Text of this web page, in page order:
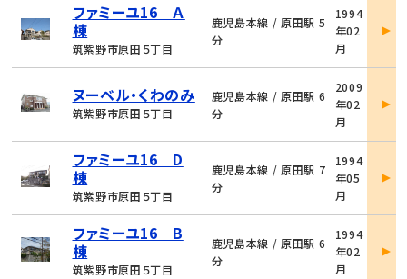
ファミーユ16 Ａ
棟
筑紫野市原田５丁目
鹿児島本線 / 原田駅 5
分
1994
年02
月
詳
ヌーベル・くわのみ
筑紫野市原田５丁目
鹿児島本線 / 原田駅 6
分
2009
年02
月
詳
ファミーユ16 D
棟
筑紫野市原田５丁目
鹿児島本線 / 原田駅 7
分
1994
年05
月
詳
ファミーユ16 B
棟
筑紫野市原田５丁目
鹿児島本線 / 原田駅 6
分
1994
年02
月
詳